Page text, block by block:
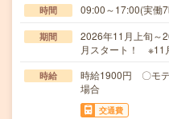
時間 09:00～17:00(実
期間
2026年11月上旬～
月スタート！ ※11
時給
時給1900円 〇モ
場合
交通費